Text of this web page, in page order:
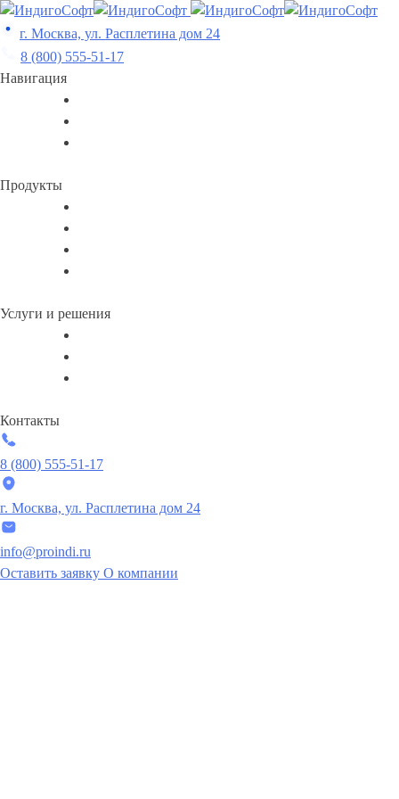
Skip
to
content
г. Москва, ул. Расплетина дом 24
8 (800) 555-51-17
Навигация
Продукты
Услуги и решения
Контакты
8 (800) 555-51-17
г. Москва, ул. Расплетина дом 24
info@proindi.ru
Оставить заявку О компании